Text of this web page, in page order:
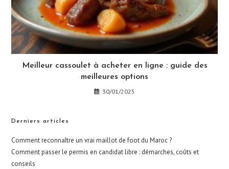
Meilleur cassoulet à acheter en ligne : guide des
meilleures options
30/01/2025
Derniers articles
Comment reconnaître un vrai maillot de foot du Maroc ?
Comment passer le permis en candidat libre : démarches, coûts et
conseils